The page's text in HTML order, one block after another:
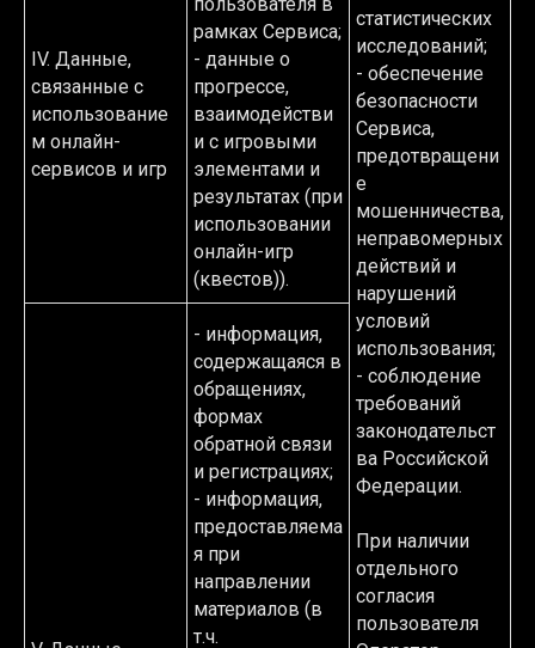
статистических
исследований;
- обеспечение
безопасности
Сервиса,
предотвращени
е
мошенничества,
неправомерных
действий и
нарушений
условий
использования;
- соблюдение
требований
законодательст
ва Российской
Федерации.
При наличии
отдельного
согласия
пользователя
IV. Данные,
связанные с
использование
м онлайн-
сервисов и игр
рамках Сервиса;
- данные о
прогрессе,
взаимодействи
и с игровыми
элементами и
результатах (при
использовании
онлайн-игр
(квестов)).
- информация,
содержащаяся в
обращениях,
формах
обратной связи
и регистрациях;
- информация,
предоставляема
я при
направлении
материалов (в
т.ч.